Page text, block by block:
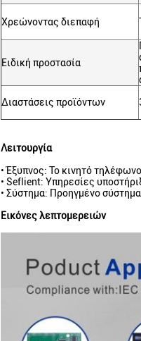
Χρεώνοντας διεπαφή
Ειδική προστασία
Διαστάσεις προϊόντων
Λειτουργία
• Έξυπνος: Το κινητό
• Seflient: Υπηρεσίες
• Σύστημα: Προηγμένο
Εικόνες λεπτομερειών